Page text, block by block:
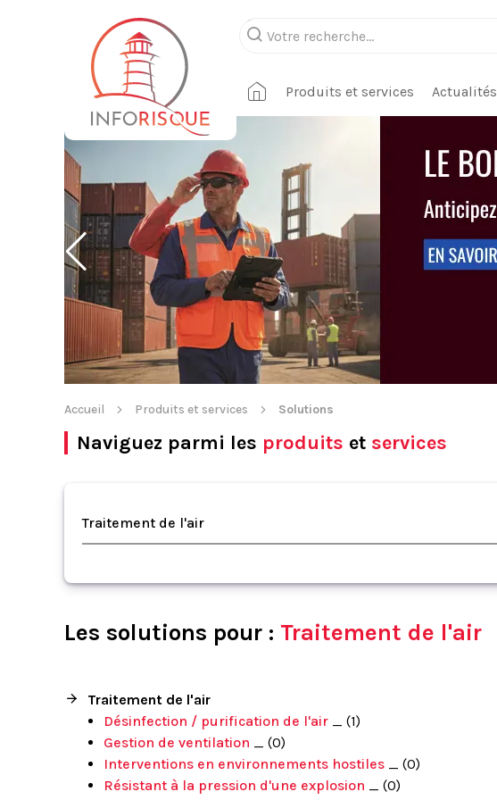
Produits et services Actualités
Accueil Produits et services Solutions
Naviguez parmi les produits et services
Traitement de l'air
Les solutions pour : Traitement de l'air
Traitement de l'air
Désinfection / purification de l'air _ (1)
Gestion de ventilation _ (0)
Interventions en environnements hostiles _ (0)
Résistant à la pression d'une explosion _ (0)